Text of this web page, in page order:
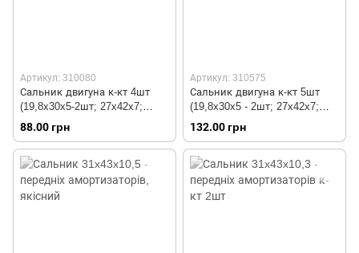
Артикул: 310080
Сальник двигуна к-кт 4шт
(19,8x30x5-2шт; 27x42x7;
20x32x6)
88.00 грн
Артикул: 310575
Сальник двигуна к-кт 5шт
(19,8x30x5 - 2шт; 27x42x7;
20x32x6; 34x41x4)
132.00 грн